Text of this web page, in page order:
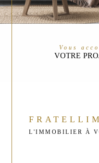
Vous
VOTRE
L'IMMOBILIER À